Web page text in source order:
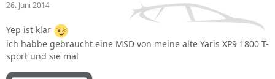
26. Juni 2014
Yep ist klar
ich habbe gebraucht eine MSD von meine alte Yaris XP9 1800 T-
sport und sie mal